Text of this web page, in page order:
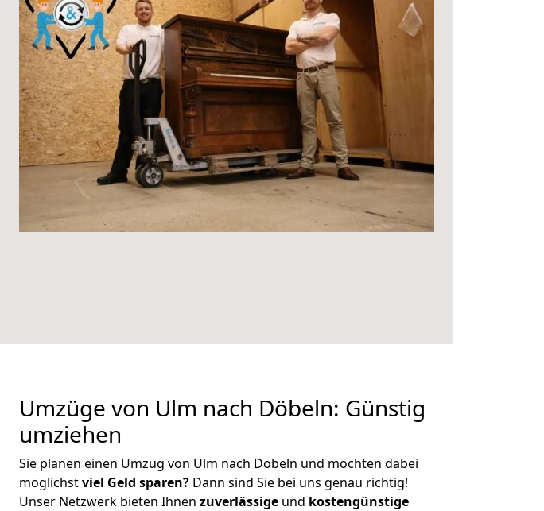
Umzüge von Ulm nach Döbeln: Günstig
umziehen
Sie planen einen Umzug von Ulm nach Döbeln und möchten dabei
möglichstviel Geld sparen? Dann sind Sie bei uns genau richtig!
Unser Netzwerk bieten Ihnen zuverlässige und kostengünstige